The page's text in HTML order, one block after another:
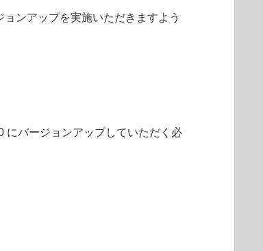
ンアップを実施いただきますよう
にバージョンアップしていただく必